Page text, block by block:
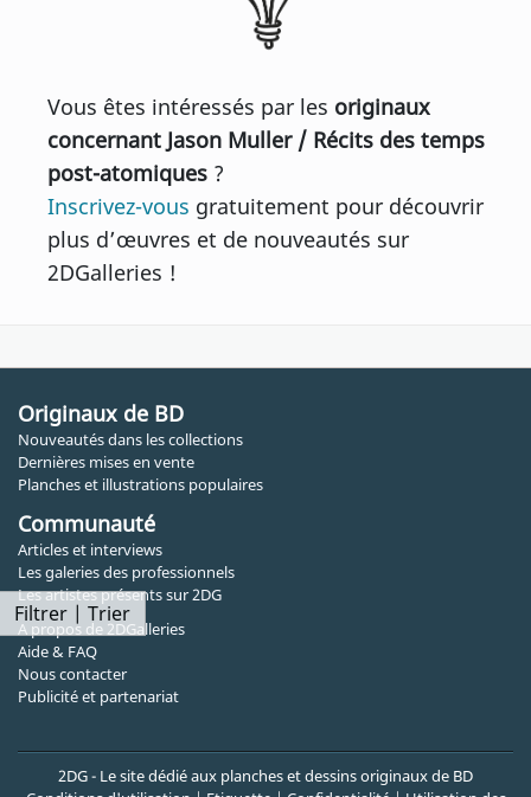
Filtrer | Trier
Vous êtes intéressés par les originaux
concernant Jason Muller / Récits des temps
post-atomiques ?
Inscrivez-vous gratuitement pour découvrir
plus d’œuvres et de nouveautés sur
2DGalleries !
Originaux de BD
Nouveautés dans les collections
Dernières mises en vente
Planches et illustrations populaires
Communauté
Articles et interviews
Les galeries des professionnels
Les artistes présents sur 2DG
A propos de 2DGalleries
Aide & FAQ
Nous contacter
Publicité et partenariat
2DG - Le site dédié aux planches et dessins originaux de BD